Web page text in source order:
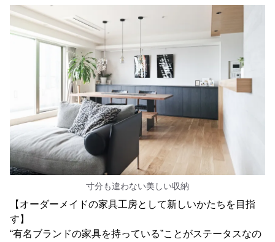
寸分も違わない美しい収納
【オーダーメイドの家具工房として新しいかたちを目指
す】
“有名ブランドの家具を持っている”ことがステータスなの